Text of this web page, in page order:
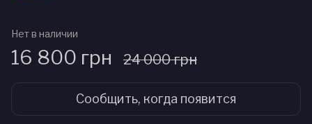
Нет в наличии
16 800 грн 24 000 грн
Сообщить, когда появится